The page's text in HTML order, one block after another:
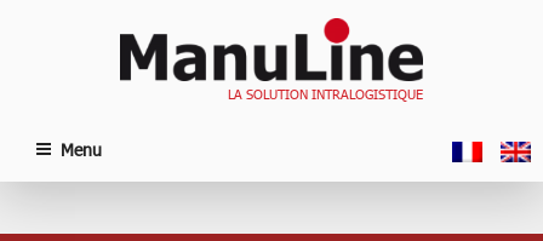
LA SOLUTION INTRALOGISTIQUE
Menu